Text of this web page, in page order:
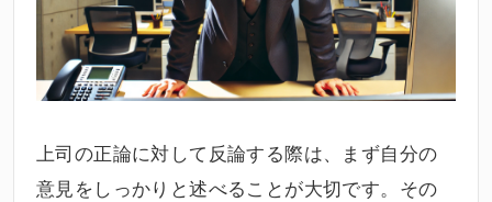
上司の正論に対して反論する際は、まず自分の
意見をしっかりと述べることが大切です。その